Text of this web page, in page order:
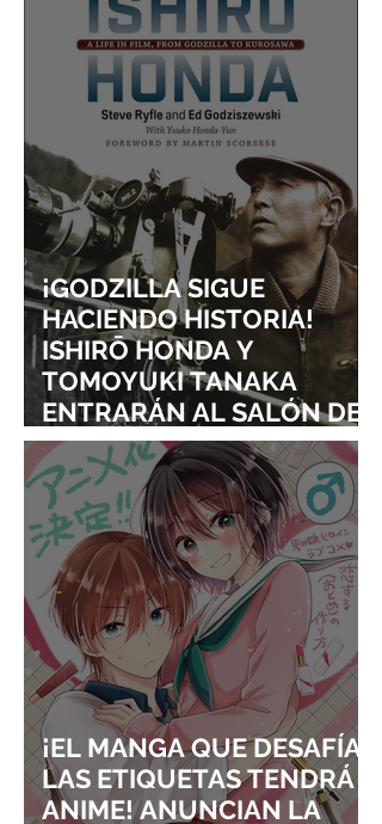
¡GODZILLA SIGUE
HACIENDO HISTORIA!
ISHIRŌ HONDA Y
TOMOYUKI TANAKA
ENTRARÁN AL SALÓN DE
LA FAMA DE LOS EFECTOS
VISUALES
¡EL MANGA QUE DESAFÍA
LAS ETIQUETAS TENDRÁ
ANIME! ANUNCIAN LA